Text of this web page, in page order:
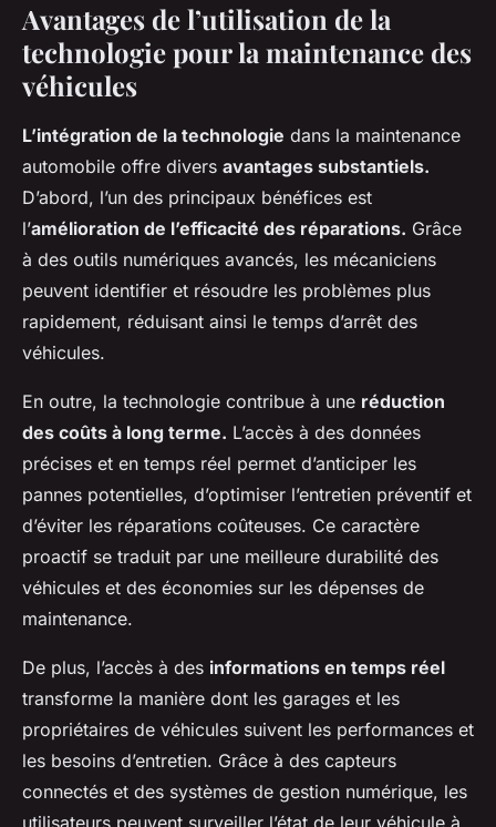
Avantages de l’utilisation de la
technologie pour la maintenance des
véhicules
L’intégration de la technologie dans la maintenance
automobile offre divers avantages substantiels.
D’abord, l’un des principaux bénéfices est
l’amélioration de l’efficacité des réparations. Grâce
à des outils numériques avancés, les mécaniciens
peuvent identifier et résoudre les problèmes plus
rapidement, réduisant ainsi le temps d’arrêt des
véhicules.
En outre, la technologie contribue à une réduction
des coûts à long terme. L’accès à des données
précises et en temps réel permet d’anticiper les
pannes potentielles, d’optimiser l’entretien préventif et
d’éviter les réparations coûteuses. Ce caractère
proactif se traduit par une meilleure durabilité des
véhicules et des économies sur les dépenses de
maintenance.
De plus, l’accès à des informations en temps réel
transforme la manière dont les garages et les
propriétaires de véhicules suivent les performances et
les besoins d’entretien. Grâce à des capteurs
connectés et des systèmes de gestion numérique, les